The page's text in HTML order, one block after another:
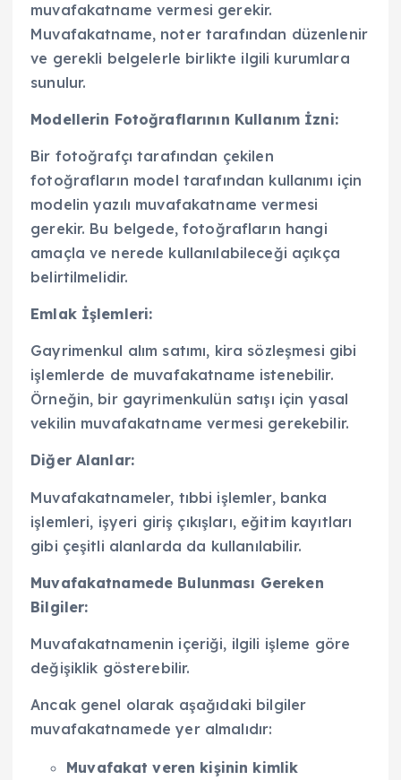
muvafakatname vermesi gerekir.
Muvafakatname, noter tarafından düzenlenir
ve gerekli belgelerle birlikte ilgili kurumlara
sunulur.
Modellerin Fotoğraflarının Kullanım İzni:
Bir fotoğrafçı tarafından çekilen
fotoğrafların model tarafından kullanımı için
modelin yazılı muvafakatname vermesi
gerekir. Bu belgede, fotoğrafların hangi
amaçla ve nerede kullanılabileceği açıkça
belirtilmelidir.
Emlak İşlemleri:
Gayrimenkul alım satımı, kira sözleşmesi gibi
işlemlerde de muvafakatname istenebilir.
Örneğin, bir gayrimenkulün satışı için yasal
vekilin muvafakatname vermesi gerekebilir.
Diğer Alanlar:
Muvafakatnameler, tıbbi işlemler, banka
işlemleri, işyeri giriş çıkışları, eğitim kayıtları
gibi çeşitli alanlarda da kullanılabilir.
Muvafakatnamede Bulunması Gereken
Bilgiler:
Muvafakatnamenin içeriği, ilgili işleme göre
değişiklik gösterebilir.
Ancak genel olarak aşağıdaki bilgiler
muvafakatnamede yer almalıdır:
Muvafakat veren kişinin kimlik